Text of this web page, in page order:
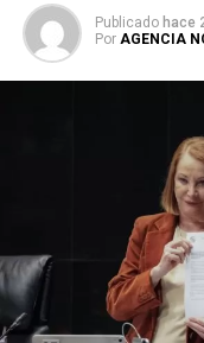
Publicado hace
Por AGENCIA